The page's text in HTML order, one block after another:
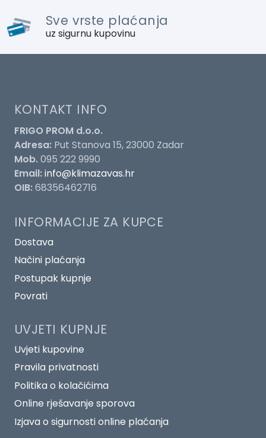
Sve vrste plaćanja
uz sigurnu kupovinu
KONTAKT INFO
FRIGO PROM d.o.o.
Adresa: Put Stanova 15, 23000 Zadar
Mob.095 222 9990
Email:info@klimazavas.hr
OIB:68356462716
INFORMACIJE ZA KUPCE
Dostava
Načini plaćanja
Postupak kupnje
Povrati
UVJETI KUPNJE
Uvjeti kupovine
Pravila privatnosti
Politika o kolačićima
Online rješavanje sporova
Izjava o sigurnosti online plaćanja